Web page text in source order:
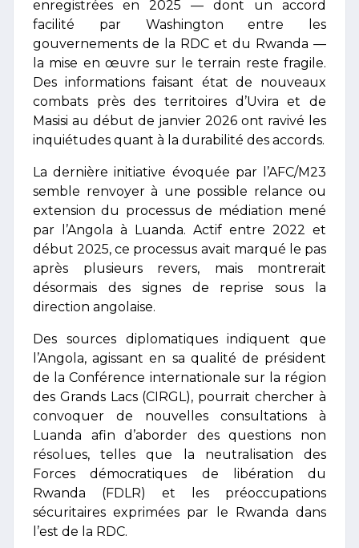
enregistrées en 2025 — dont un accord
facilité par Washington entre les
gouvernements de la RDC et du Rwanda —
la mise en œuvre sur le terrain reste fragile.
Des informations faisant état de nouveaux
combats près des territoires d’Uvira et de
Masisi au début de janvier 2026 ont ravivé les
inquiétudes quant à la durabilité des accords.
La dernière initiative évoquée par l’AFC/M23
semble renvoyer à une possible relance ou
extension du processus de médiation mené
par l’Angola à Luanda. Actif entre 2022 et
début 2025, ce processus avait marqué le pas
après plusieurs revers, mais montrerait
désormais des signes de reprise sous la
direction angolaise.
Des sources diplomatiques indiquent que
l’Angola, agissant en sa qualité de président
de la Conférence internationale sur la région
des Grands Lacs (CIRGL), pourrait chercher à
convoquer de nouvelles consultations à
Luanda afin d’aborder des questions non
résolues, telles que la neutralisation des
Forces démocratiques de libération du
Rwanda (FDLR) et les préoccupations
sécuritaires exprimées par le Rwanda dans
l’est de la RDC.